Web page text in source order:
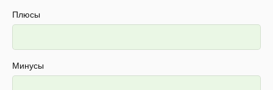
Плюсы
Минусы